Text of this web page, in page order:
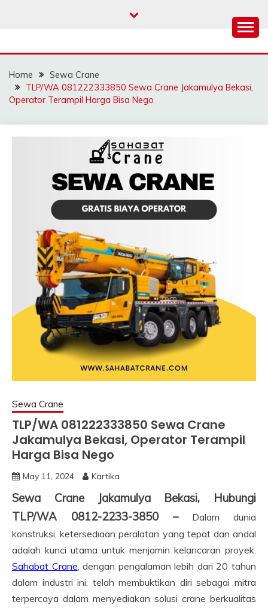
SAHABAT CRANE |
JASA SEWA CRANE |
FORKLIFT | SKYLIFT
Home
Sewa Crane
TLP/WA 081222333850 Sewa Crane Jakamulya Bekasi,
Operator Terampil Harga Bisa Nego
Sewa Crane
TLP/WA 081222333850 Sewa Crane
Jakamulya Bekasi, Operator Terampil
Harga Bisa Nego
May 11, 2024 Kartika
Sewa Crane Jakamulya Bekasi, Hubungi
TLP/WA 0812-2233-3850 –
Dalam dunia
konstruksi, ketersediaan peralatan yang tepat dan andal
adalah kunci utama untuk menjamin kelancaran proyek.
Sahabat Crane, dengan pengalaman lebih dari 20 tahun
dalam industri ini, telah membuktikan diri sebagai mitra
terpercaya dalam menyediakan solusi crane berkualitas